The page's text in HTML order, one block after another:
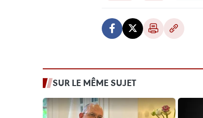
SUR LE MÊME SUJET